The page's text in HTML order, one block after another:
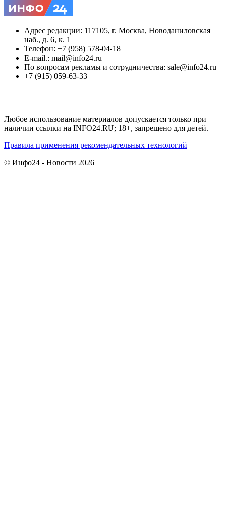
Адрес редакции: 117105, г. Москва, Новоданиловская
наб., д. 6, к. 1
Телефон: +7 (958) 578-04-18
E-mail.: mail@info24.ru
По вопросам рекламы и сотрудничества: sale@info24.ru
+7 (915) 059-63-33
Любое использование материалов допускается только при
наличии ссылки на INFO24.RU; 18+, запрещено для детей.
Правила применения рекомендательных технологий
© Инфо24 - Новости 2026